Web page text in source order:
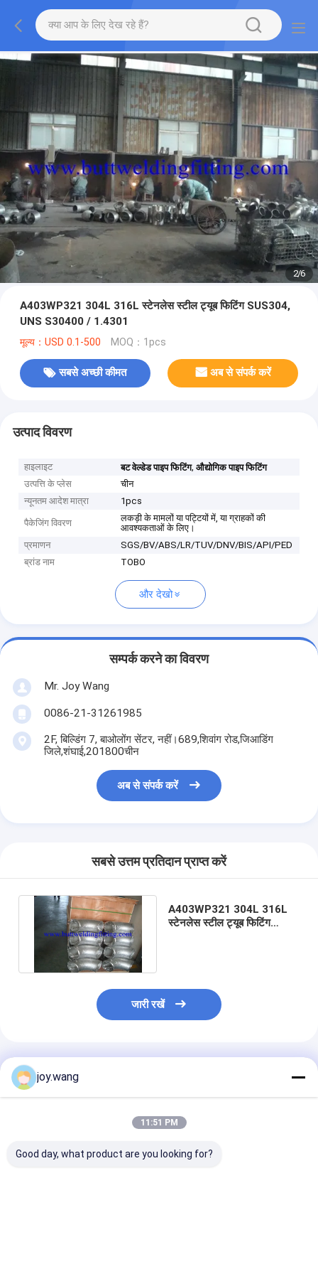
2/6
A403WP321 304L 316L स्टेनलेस स्टील ट्यूब फिटिंग SUS304,
UNS S30400 / 1.4301
मूल्य：USD 0.1-500 MOQ：1pcs
सबसे अच्छी कीमत अब से संपर्क करें
उत्पाद विवरण
हाइलाइट बट वेल्डेड पाइप फिटिंग,औद्योगिक पाइप फिटिंग
उत्पत्ति के प्लेस
चीन
न्यूनतम आदेश मात्रा
1pcs
पैकेजिंग विवरण
लकड़ी के मामलों या पट्टियों में, या ग्राहकों की
आवश्यकताओं के लिए।
प्रमाणन
SGS/BV/ABS/LR/TUV/DNV/BIS/API/PED
ब्रांड नाम
TOBO
और देखो
सम्पर्क करने का विवरण
Mr. Joy Wang
0086-21-31261985
2F, बिल्डिंग 7, बाओलोंग सेंटर, नहीं।689,शिवांग रोड,जिआडिंग
जिले,शंघाई,201800चीन
अब से संपर्क करें
सबसे उत्तम प्रतिदान प्राप्त करें
A403WP321 304L 316L
स्टेनलेस स्टील ट्यूब फिटिंग
जारी रखें
अनुशंसित उत्पाद
joy.wang
11:51 PM
Good day, what product are you looking for?